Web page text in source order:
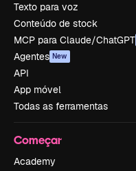
Texto para voz
Conteúdo de stock
MCP para Claude/ChatGPT
Agentes New
API
App móvel
Todas as ferramentas
Começar
Academy